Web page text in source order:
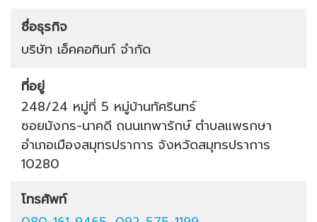
ชื่อธุรกิจ
บริษัท เอ็คคอทินท์ จำกัด
ที่อยู่
248/24 หมู่ที่ 5 หมู่บ้านทัศรินทร์
ซอยมังกร-นาคดี ถนนเทพารักษ์ ตำบลแพรกษา
อำเภอเมืองสมุทรปราการ จังหวัดสมุทรปราการ
10280
โทรศัพท์